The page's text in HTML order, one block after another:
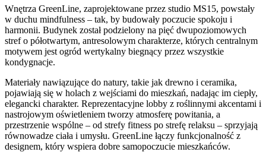
Wnętrza GreenLine, zaprojektowane przez studio MS15, powstały
w duchu mindfulness – tak, by budowały poczucie spokoju i
harmonii. Budynek został podzielony na pięć dwupoziomowych
stref o półotwartym, antresolowym charakterze, których centralnym
motywem jest ogród wertykalny biegnący przez wszystkie
kondygnacje.
Materiały nawiązujące do natury, takie jak drewno i ceramika,
pojawiają się w holach z wejściami do mieszkań, nadając im ciepły,
elegancki charakter. Reprezentacyjne lobby z roślinnymi akcentami i
nastrojowym oświetleniem tworzy atmosferę powitania, a
przestrzenie wspólne – od strefy fitness po strefę relaksu – sprzyjają
równowadze ciała i umysłu. GreenLine łączy funkcjonalność z
designem, który wspiera dobre samopoczucie mieszkańców.